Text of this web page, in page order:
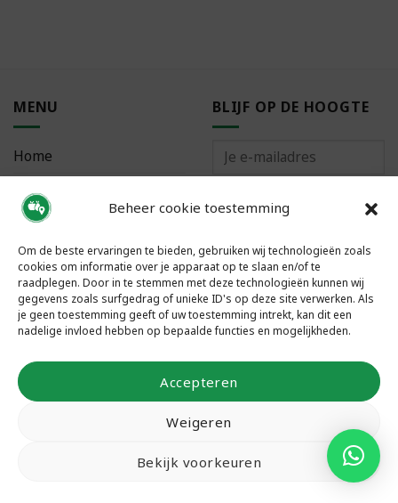
Beheer cookie toestemming
Om de beste ervaringen te bieden, gebruiken wij technologieën zoals
cookies om informatie over je apparaat op te slaan en/of te
raadplegen. Door in te stemmen met deze technologieën kunnen wij
gegevens zoals surfgedrag of unieke ID's op deze site verwerken. Als
je geen toestemming geeft of uw toestemming intrekt, kan dit een
nadelige invloed hebben op bepaalde functies en mogelijkheden.
Accepteren
Weigeren
Bekijk voorkeuren
MENU
Home
Bestellen
Meest gestelde vragen
BLIJF OP DE HOOGTE
VOLG ONS